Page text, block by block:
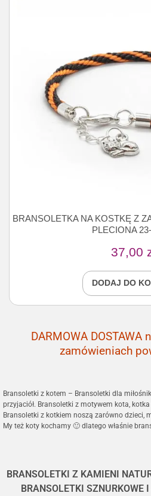
BRANSOLETKA NA KOSTKĘ Z
PLECIONA
37,00
DODAJ DO
DARMOWA DOSTAWA
zamówieniach
Bransoletki z kotem – Bransoletki dla
przyjaciół. Bransoletki z motywem kota,
Bransoletki z kotkiem noszą zarówno dzieci,
My też koty kochamy 🙂 dlatego właśnie
BRANSOLETKI Z KAMIENI
BRANSOLETKI SZNURKOWE